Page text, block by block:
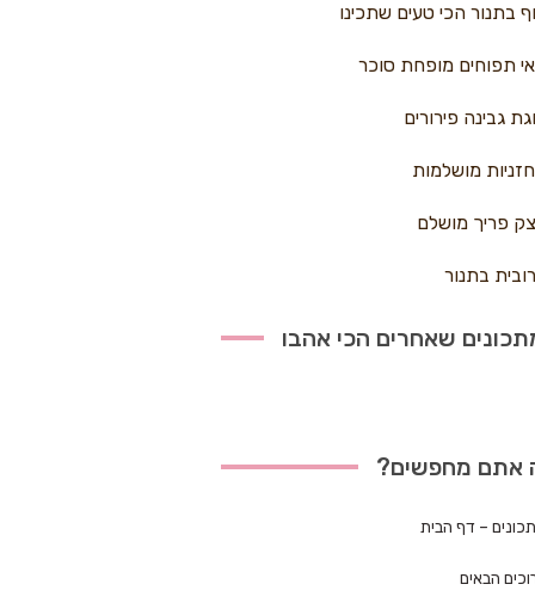
בתנור הכי טעים שתכינו
תפוחים מופחת סוכר
גבינה פירורים
מושלמות
פריך מושלם
בתנור
שאחרים הכי אהבו
אתם מחפשים?
– דף הבית
הבאים